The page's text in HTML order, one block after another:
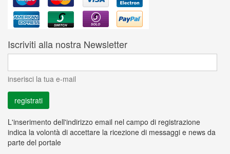
Iscriviti alla nostra Newsletter
inserisci la tua e-mail
L'inserimento dell'indirizzo email nel campo di registrazione
indica la volontà di accettare la ricezione di messaggi e news da
parte del portale